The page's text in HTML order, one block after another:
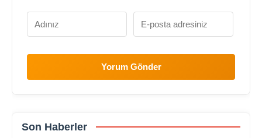
Yorum Gönder
Son Haberler